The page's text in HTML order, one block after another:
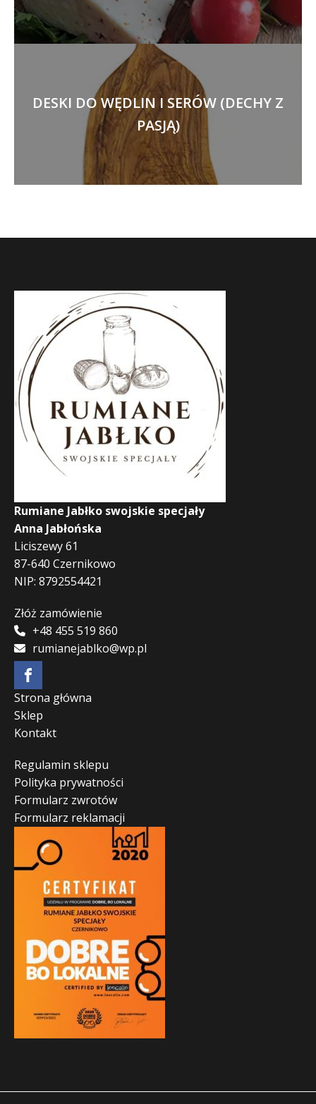
DESKI DO WĘDLIN I SERÓW (DECHY Z
PASJĄ)
Rumiane Jabłko swojskie specjały
Anna Jabłońska
Liciszewy 61
87-640 Czernikowo
NIP: 8792554421
Złóż zamówienie
+48 455 519 860
rumianejablko@wp.pl
Strona główna
Sklep
Kontakt
Regulamin sklepu
Polityka prywatności
Formularz zwrotów
Formularz reklamacji